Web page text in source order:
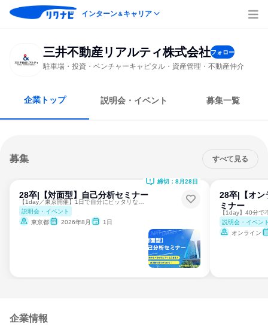
インターン＆キャリア
三井不動産リアルティ株式会社フォロー
駐車場・投資・ベンチャーキャピタル・資産管理・不動産仲介
企業トップ 説明会・イベント 募集一覧
募集 すべて見る
28卒|【対面型】自己分析セミナー
説明会・イベント
東京都
2026年8月 1日
締切：8月28日
28卒|【オン
ミナー
説明会・イベン
オンライン
企業情報